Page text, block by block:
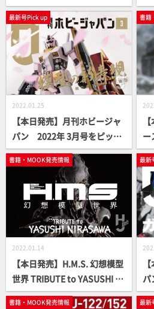
新ロボット＝???】
最新号Pick up
2022.01.25
【本日発売】月刊ホビージャ
パン 2022年 3月号をピック
アップ！
書籍
ー
書籍・MOOK発売情報
2022.01.14
【本日発売】H.M.S. 幻想模型
世界 TRIBUTE to YASUSHI NI
RASAWA【立体造形ムック】
最新
ア
書籍・MOOK発売情報 最新